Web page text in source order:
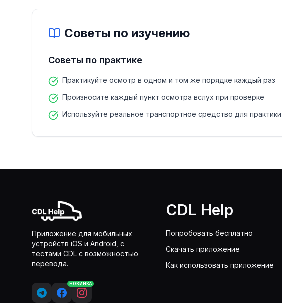
Советы по изучению
Советы по практике
Практикуйте осмотр в одном и том же порядке каждый раз
Произносите каждый пункт осмотра вслух при проверке
Используйте реальное транспортное средство для практики
Приложение для мобильных
устройств iOS и Android, с
тестами CDL с возможностью
перевода.
НОВИНКА
CDL Help
Попробовать бесплатно
Скачать приложение
Как использовать приложение